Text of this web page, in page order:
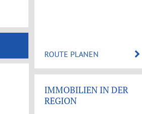
ROUTE PLANEN
IMMOBILIEN IN DER
REGION